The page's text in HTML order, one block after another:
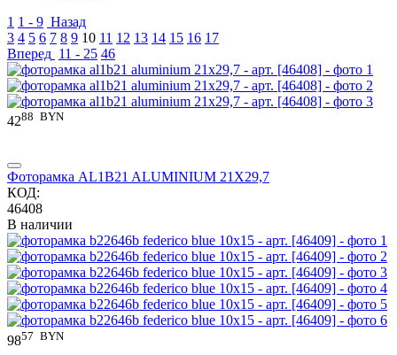
1 1 - 9 Назад
3 4 5 6 7 8 9 10 11 12 13 14 15 16 17
Вперед 11 - 25 46
4288 BYN
Фоторамка AL1B21 ALUMINIUM 21X29,7
КОД:
46408
В наличии
9857 BYN